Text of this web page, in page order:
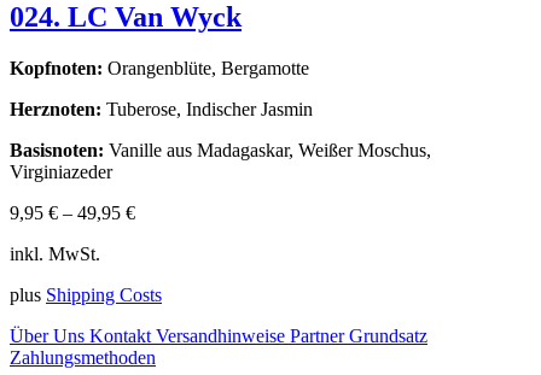
024. LC Van Wyck
Kopfnoten: Orangenblüte, Bergamotte
Herznoten: Tuberose, Indischer Jasmin
Basisnoten: Vanille aus Madagaskar, Weißer Moschus,
Virginiazeder
9,95 € – 49,95 €
inkl. MwSt.
plus Shipping Costs
Über Uns Kontakt Versandhinweise PartnerGrundsatz
Zahlungsmethoden